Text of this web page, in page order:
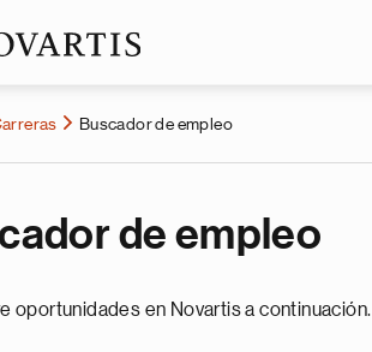
Buscador de empleo
de empleo
oportunidades en Novartis a continuación.